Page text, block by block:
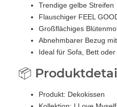
Trendige gelbe Streifen
Flauschiger FEEL
Großflächiges
Abnehmbarer Bezug
Ideal für Sofa, Bett
📦
Produkt: Dekokissen